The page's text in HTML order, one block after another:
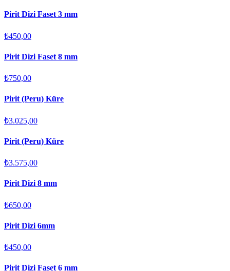
Pirit Dizi Faset 3 mm
₺450,00
Pirit Dizi Faset 8 mm
₺750,00
Pirit (Peru) Küre
₺3.025,00
Pirit (Peru) Küre
₺3.575,00
Pirit Dizi 8 mm
₺650,00
Pirit Dizi 6mm
₺450,00
Pirit Dizi Faset 6 mm